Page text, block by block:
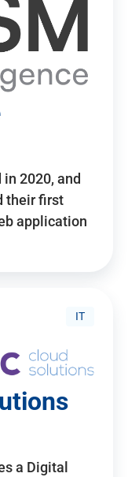
2020, and
their first
application
IT
a Digital